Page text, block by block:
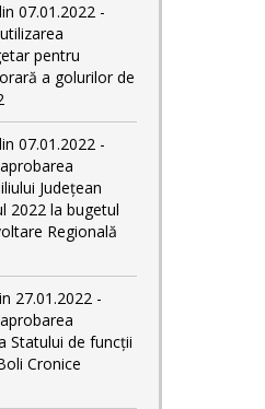
07.01.2022 -
pentru
a golurilor de
07.01.2022 -
Județean
2022 la bugetul
Regională
27.01.2022 -
Statului de funcții
Cronice